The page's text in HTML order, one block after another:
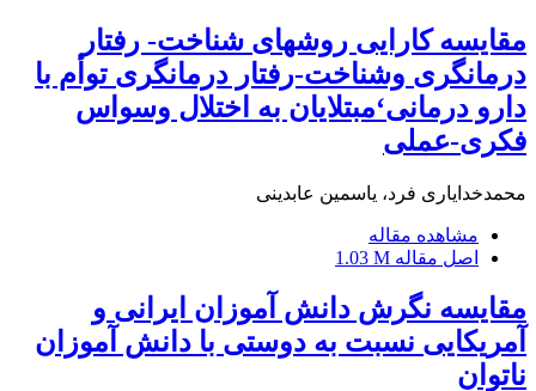
مقایسه کارایی روشهای شناخت- رفتار
درمانگری وشناخت-رفتار درمانگری توأم با
دارو درمانی‘مبتلایان به اختلال وسواس
فکری-عملی
محمدخدایاری فرد، یاسمین عابدینی
مشاهده مقاله
اصل مقاله 1.03 M
مقایسه نگرش دانش آموزان ایرانی و
آمریکایی نسبت به دوستی با دانش آموزان
ناتوان